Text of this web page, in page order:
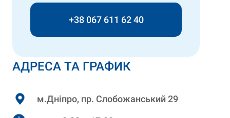
АДРЕСА ТА ГРАФИК
м.Дніпро, пр. Слобожанський 29
+38 067 611 62 40